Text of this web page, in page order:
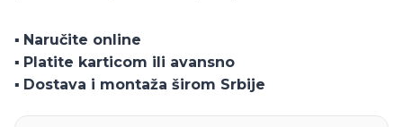
▪️ Naručite online
▪️ Platite karticom ili avansno
▪️ Dostava i montaža širom Srbije